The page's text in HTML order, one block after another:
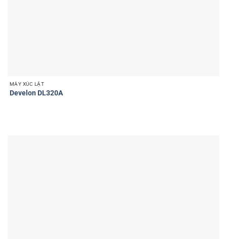
MÁY XÚC LẬT
Develon DL320A